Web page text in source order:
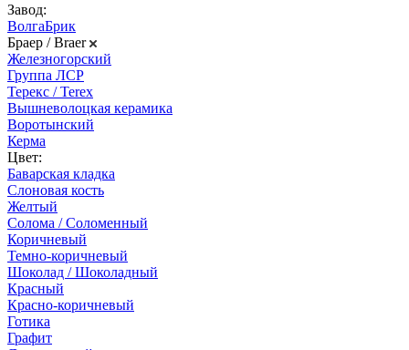
Завод:
ВолгаБрик
Браер / Braer
Железногорский
Группа ЛСР
Терекс / Terex
Вышневолоцкая керамика
Воротынский
Керма
Цвет:
Баварская кладка
Слоновая кость
Желтый
Солома / Соломенный
Коричневый
Темно-коричневый
Шоколад / Шоколадный
Красный
Красно-коричневый
Готика
Графит